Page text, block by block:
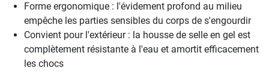
Forme ergonomique : l'évidement profond au milieu
empêche les parties sensibles du corps de s'engourdir
Convient pour l'extérieur : la housse de selle en gel est
complètement résistante à l'eau et amortit efficacement
les chocs